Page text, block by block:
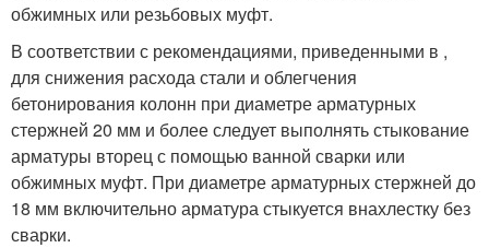
обжимных или резьбовых муфт.
В соответствии с рекомендациями, приведенными в ,
для снижения расхода стали и облегчения
бетонирования колонн при диаметре арматурных
стержней 20 мм и более следует выполнять стыкование
арматуры вторец с помощью ванной сварки или
обжимных муфт. При диаметре арматурных стержней до
18 мм включительно арматура стыкуется внахлестку без
сварки.